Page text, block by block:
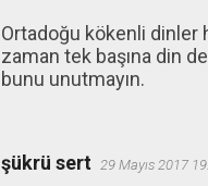
Ortadoğu kökenli dinler
zaman tek başına din
bunu unutmayın.
şükrü sert 29 Mayıs 2017